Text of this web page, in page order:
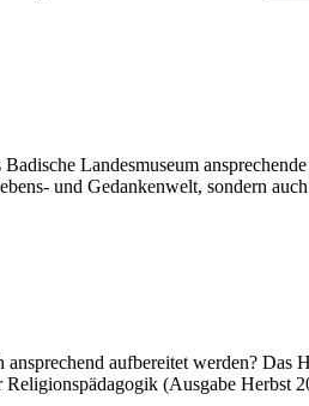
Landesmuseum
und Gedankenwelt, sondern
aufbereitet werden?
(Ausgabe Herbst